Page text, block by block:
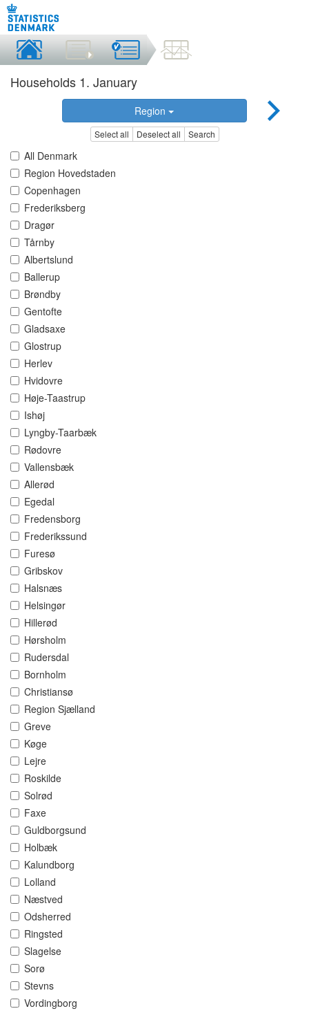
Households 1. January
Region
Select all Deselect all Search
All Denmark
Region Hovedstaden
Copenhagen
Frederiksberg
Dragør
Tårnby
Albertslund
Ballerup
Brøndby
Gentofte
Gladsaxe
Glostrup
Herlev
Hvidovre
Høje-Taastrup
Ishøj
Lyngby-Taarbæk
Rødovre
Vallensbæk
Allerød
Egedal
Fredensborg
Frederikssund
Furesø
Gribskov
Halsnæs
Helsingør
Hillerød
Hørsholm
Rudersdal
Bornholm
Christiansø
Region Sjælland
Greve
Køge
Lejre
Roskilde
Solrød
Faxe
Guldborgsund
Holbæk
Kalundborg
Lolland
Næstved
Odsherred
Ringsted
Slagelse
Sorø
Stevns
Vordingborg